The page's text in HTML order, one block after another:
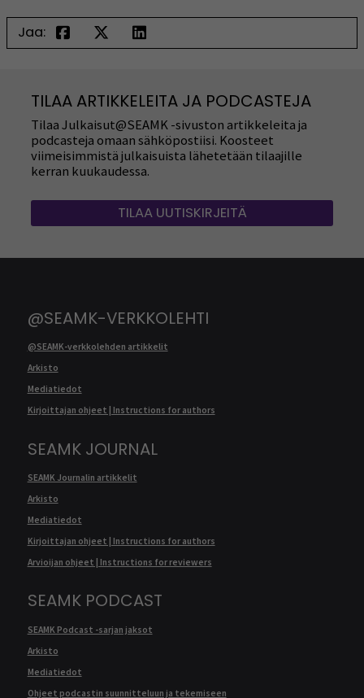
Jaa:
TILAA ARTIKKELEITA JA PODCASTEJA
Tilaa Julkaisut@SEAMK -sivuston artikkeleita ja
podcasteja omaan sähköpostiisi. Koosteet
viimeisimmistä julkaisuista lähetetään tilaajille
kerran kuukaudessa.
TILAA UUTISKIRJEITÄ
@SEAMK-VERKKOLEHTI
@SEAMK-verkkolehden artikkelit
Arkisto
Mediatiedot
Kirjoittajan ohjeet | Instructions for authors
SEAMK JOURNAL
SEAMK Journalin artikkelit
Arkisto
Mediatiedot
Kirjoittajan ohjeet | Instructions for authors
Arvioijan ohjeet | Instructions for reviewers
SEAMK PODCAST
SEAMK Podcast -sarjan jaksot
Arkisto
Mediatiedot
Ohjeet podcastin suunnitteluun ja tekemiseen